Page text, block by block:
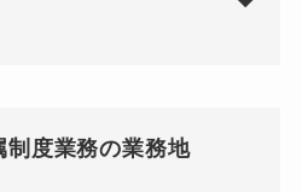
制度業務の業務地